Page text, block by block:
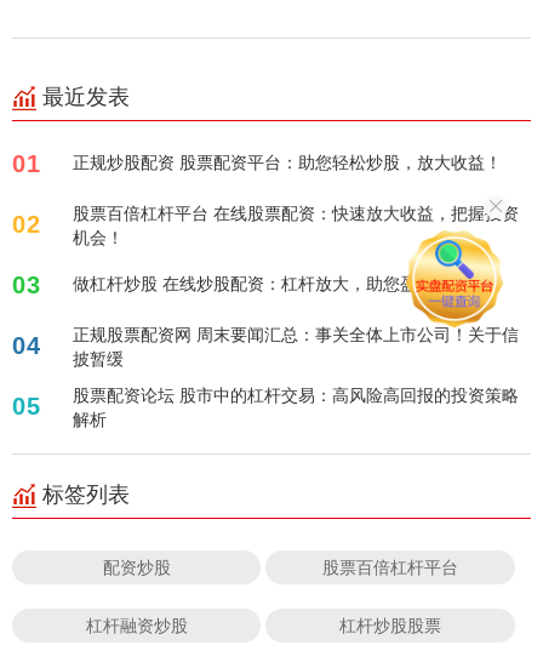
最近发表
01 正规炒股配资 股票配资平台：助您轻松炒股，放大收益！
02
股票百倍杠杆平台 在线股票配资：快速放大收益，把握投资
机会！
03 做杠杆炒股 在线炒股配资：杠杆放大，助您盈利！
04
正规股票配资网 周末要闻汇总：事关全体上市公司！关于信
披暂缓
05
股票配资论坛 股市中的杠杆交易：高风险高回报的投资策略
解析
标签列表
配资炒股 股票百倍杠杆平台
杠杆融资炒股 杠杆炒股股票